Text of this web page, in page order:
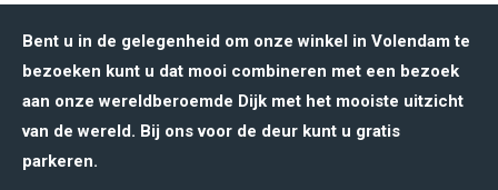
Bent u in de gelegenheid om onze winkel in Volendam te
bezoeken kunt u dat mooi combineren met een bezoek
aan onze wereldberoemde Dijk met het mooiste uitzicht
van de wereld. Bij ons voor de deur kunt u gratis
parkeren.